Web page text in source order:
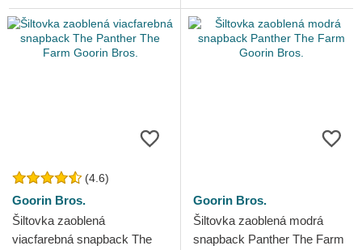
(4.6)
Goorin Bros.
Šiltovka zaoblená
viacfarebná snapback The
Goorin Bros.
Šiltovka zaoblená modrá
snapback Panther The Farm